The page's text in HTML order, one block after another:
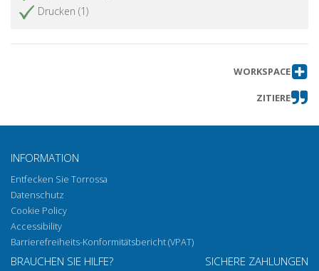
Drucken (1)
WORKSPACE
ZITIERE
INFORMATION
Entfecken Sie Torrossa
Datenschutz
Cookie Policy
Accessibility
Barrierefreiheits-Konformitätsbericht (VPAT)
BRAUCHEN SIE HILFE? SICHERE ZAHLUNGEN